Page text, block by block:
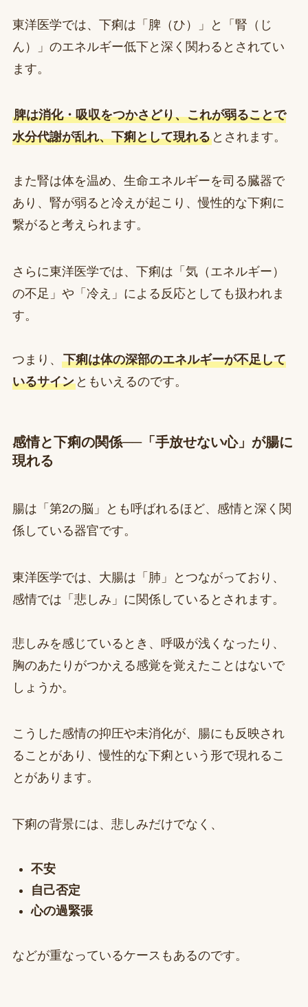
東洋医学では、下痢は「脾（ひ）」と「腎（じ
ん）」のエネルギー低下と深く関わるとされてい
ます。
脾は消化・吸収をつかさどり、これが弱ることで
水分代謝が乱れ、下痢として現れるとされます。
また腎は体を温め、生命エネルギーを司る臓器で
あり、腎が弱ると冷えが起こり、慢性的な下痢に
繋がると考えられます。
さらに東洋医学では、下痢は「気（エネルギー）
の不足」や「冷え」による反応としても扱われま
す。
つまり、 下痢は体の深部のエネルギーが不足して
いるサインともいえるのです。
感情と下痢の関係──「手放せない心」が腸に
現れる
腸は「第2の脳」とも呼ばれるほど、感情と深く関
係している器官です。
東洋医学では、大腸は「肺」とつながっており、
感情では「悲しみ」に関係しているとされます。
悲しみを感じているとき、呼吸が浅くなったり、
胸のあたりがつかえる感覚を覚えたことはないで
しょうか。
こうした感情の抑圧や未消化が、腸にも反映され
ることがあり、慢性的な下痢という形で現れるこ
とがあります。
下痢の背景には、悲しみだけでなく、
不安
自己否定
心の過緊張
などが重なっているケースもあるのです。